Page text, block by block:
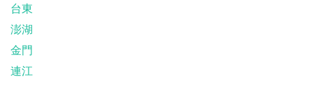
台東
澎湖
金門
連江